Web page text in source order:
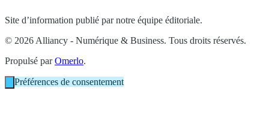
Site d’information publié par notre équipe éditoriale.
© 2026 Alliancy - Numérique & Business. Tous droits réservés.
Propulsé parOmerlo.
Préférences de consentement